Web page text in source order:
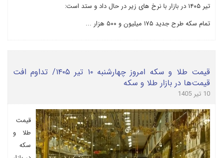
تیر ۱۴۰۵ در بازار با نرخ های زیر در حال داد و ستد است:
تمام سکه طرح جدید ۱۷۵ میلیون و ۵۰۰ هزار ...
قیمت طلا و سکه امروز چهارشنبه ۱۰ تیر ۱۴۰۵/ تداوم افت
قیمت‌ها در بازار طلا و سکه
10 تیر 1405
قیمت
طلا و
سکه